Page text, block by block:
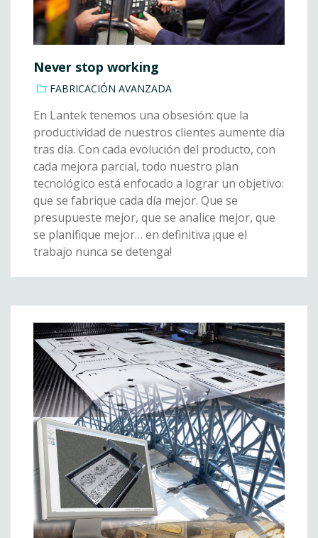
Never stop working
FABRICACIÓN AVANZADA
En Lantek tenemos una obsesión: que la
productividad de nuestros clientes aumente día
tras día. Con cada evolución del producto, con
cada mejora parcial, todo nuestro plan
tecnológico está enfocado a lograr un objetivo:
que se fabrique cada día mejor. Que se
presupueste mejor, que se analice mejor, que
se planifique mejor… en definitiva ¡que el
trabajo nunca se detenga!